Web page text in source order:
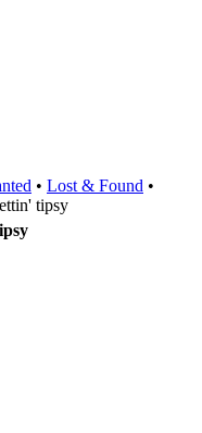
• Lost & Found •
tipsy